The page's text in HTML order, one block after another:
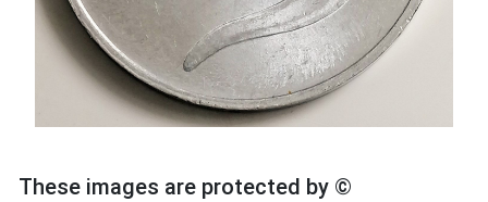
These images are protected by ©